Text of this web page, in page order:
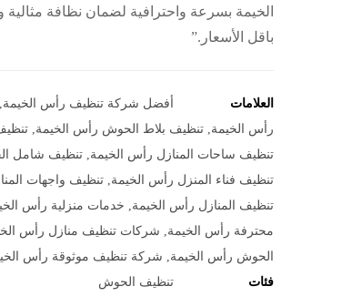
الخيمة بسرعة واحترافية لضمان نظافة
باقل الأسعار.”
العلامات أفضل شركة تنظيف رأس الخيمة
رأس الخيمة ,تنظيف بلاط الحوش رأس الخيمة ,
تنظيف ساحات المنازل رأس الخيمة ,تنظيف شامل
تنظيف فناء المنزل رأس الخيمة ,تنظيف واجهات
تنظيف المنازل رأس الخيمة
خدمات منزلية رأس
محترفة رأس الخيمة
شركات تنظيف منازل رأس
الحوش رأس الخيمة
شركة تنظيف موثوقة رأس
فئات
تنظيف الحوش